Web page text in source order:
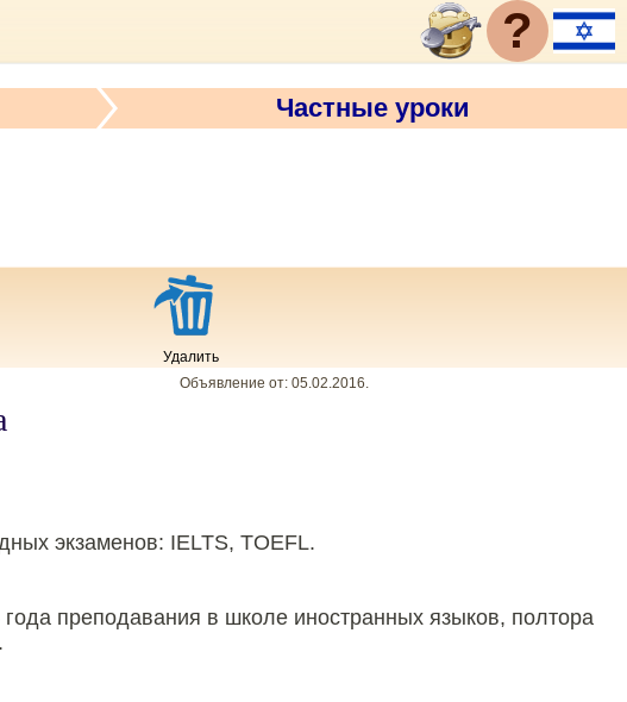
?
Частные уроки
Удалить
Объявление от: 05.02.2016.
экзаменов: IELTS, TOEFL.
преподавания в школе иностранных языков, полтора